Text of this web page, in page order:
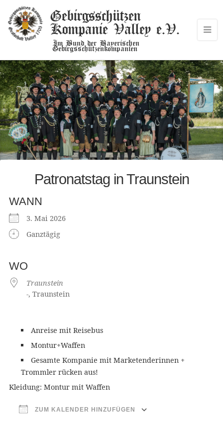
Gebirgsschützen
Kompanie Valley e.V.
Im Bund der Bayerischen
Gebirgsschützenkompanien
Patronatstag in Traunstein
WANN
3. Mai 2026
Ganztägig
WO
Traunstein
-, Traunstein
Anreise mit Reisebus
Montur+Waffen
Gesamte Kompanie mit Marketenderinnen +
Trommler rücken aus!
Kleidung: Montur mit Waffen
ZUM KALENDER HINZUFÜGEN